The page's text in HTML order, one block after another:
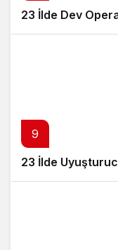
23 İlde Dev
9
23 İlde